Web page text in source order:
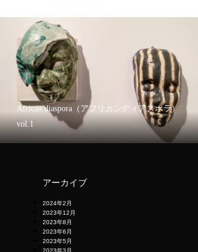
African diaspora（アフリカンディアスポラ）
vol.1
アーカイブ
2024年2月
2023年12月
2023年8月
2023年6月
2023年5月
2023年3月